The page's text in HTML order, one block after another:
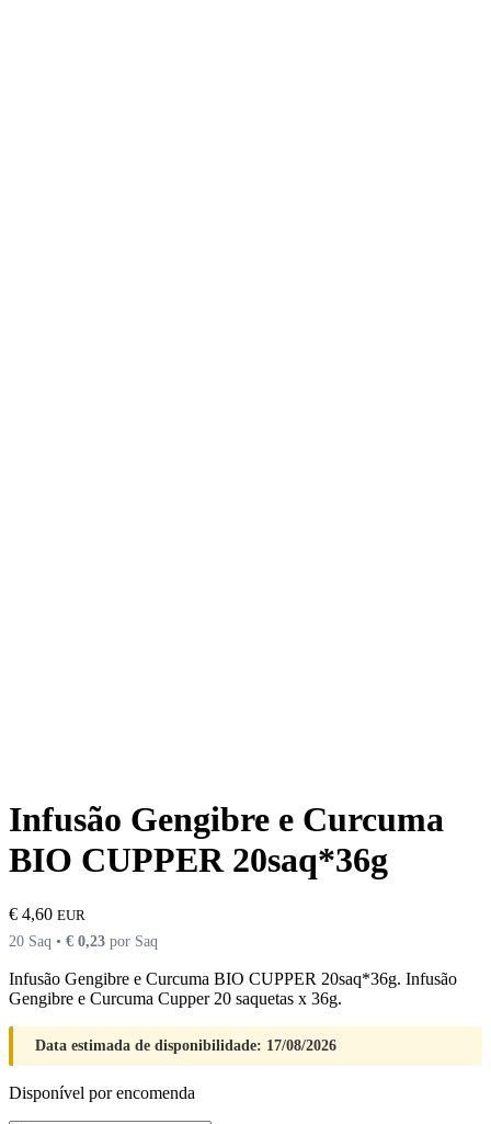
Infusão Gengibre e Curcuma
BIO CUPPER 20saq*36g
€ 4,60 EUR
20 Saq • € 0,23 por Saq
Infusão Gengibre e Curcuma BIO CUPPER 20saq*36g. Infusão
Gengibre e Curcuma Cupper 20 saquetas x 36g.
Data estimada de disponibilidade: 17/08/2026
Disponível por encomenda